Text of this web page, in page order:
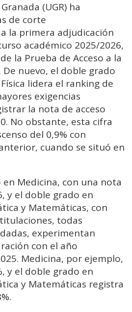
(UGR) ha
de corte
la primera adjudicación
académico 2025/2026,
la Prueba de Acceso a la
De nuevo, el doble grado
lidera el ranking de
exigencias
la nota de acceso
No obstante, esta cifra
del 0,9% con
cuando se situó en
en Medicina, con una nota
y el doble grado en
y Matemáticas, con
todas
experimentan
con el año
Medicina, por ejemplo,
y el doble grado en
y Matemáticas registra